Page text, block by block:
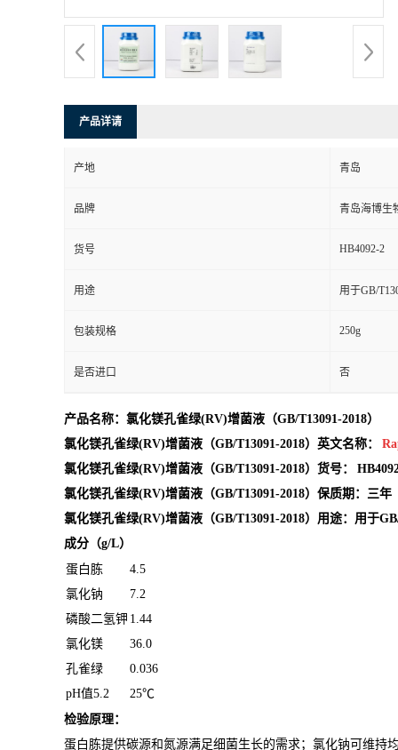
产品详请
产地 青岛
品牌 青岛海博生
货号 HB4092-2
用途 用于GB/
包装规格 250g
是否进口 否
产品名称：氯化镁孔雀绿(RV)增菌液（GB/T13091-2018）
氯化镁孔雀绿(RV)增菌液（GB/T13091-2018）英文名称：
氯化镁孔雀绿(RV)增菌液（GB/T13091-2018）货号：
氯化镁孔雀绿(RV)增菌液（GB/T13091-2018）保质期：三年
氯化镁孔雀绿(RV)增菌液（GB/T13091-2018）用途：用于
成分（g/L）
蛋白胨
4.5
氯化钠
7.2
磷酸二氢钾 1.44
氯化镁
36.0
孔雀绿
0.036
pH值5.2
25℃
检验原理：
蛋白胨提供碳源和氮源满足细菌生长的需求；氯化钠可维持